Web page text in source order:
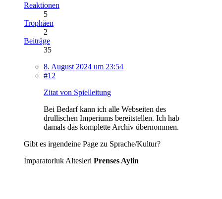
Reaktionen
5
Trophäen
2
Beiträge
35
8. August 2024 um 23:54
#12
Zitat von Spielleitung
Bei Bedarf kann ich alle Webseiten des
drullischen Imperiums bereitstellen. Ich hab
damals das komplette Archiv übernommen.
Gibt es irgendeine Page zu Sprache/Kultur?
İmparatorluk Altesleri Prenses Aylin